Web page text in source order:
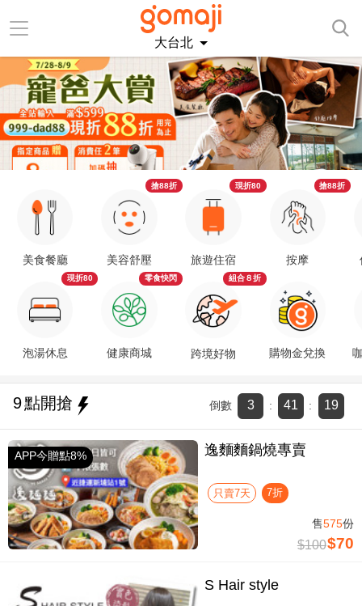
大台北
美食餐廳
泡湯休息
現折80
美容舒壓
搶88折
健康商城
零食快閃
旅遊住宿
現折80
跨境好物
組合８折
按摩
搶88折
購物金兌換
9點開搶 倒數 3 : 41 : 18
APP今贈點8% 逸麵麵鍋燒專賣
只賣7天 7折
售575份
$100$70
S Hair style